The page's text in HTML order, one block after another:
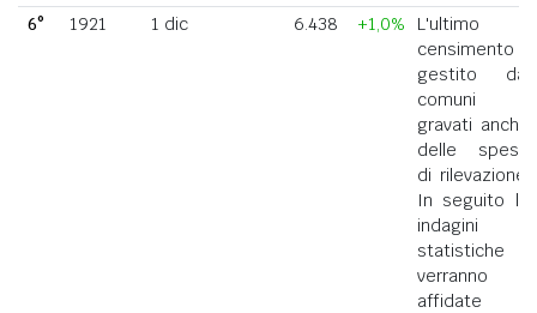
6°
1921 1 dic 6.438 +1,0%
L'ultimo
censimento
gestito dai
comuni
gravati anche
delle spese
di rilevazione.
In seguito le
indagini
statistiche
verranno
affidate